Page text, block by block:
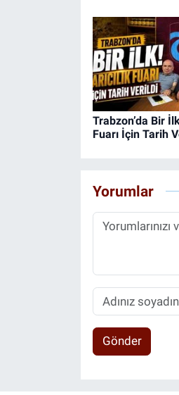
Trabzon’da Bir
Fuarı İçin Tarih
Yorumlar
Gönder